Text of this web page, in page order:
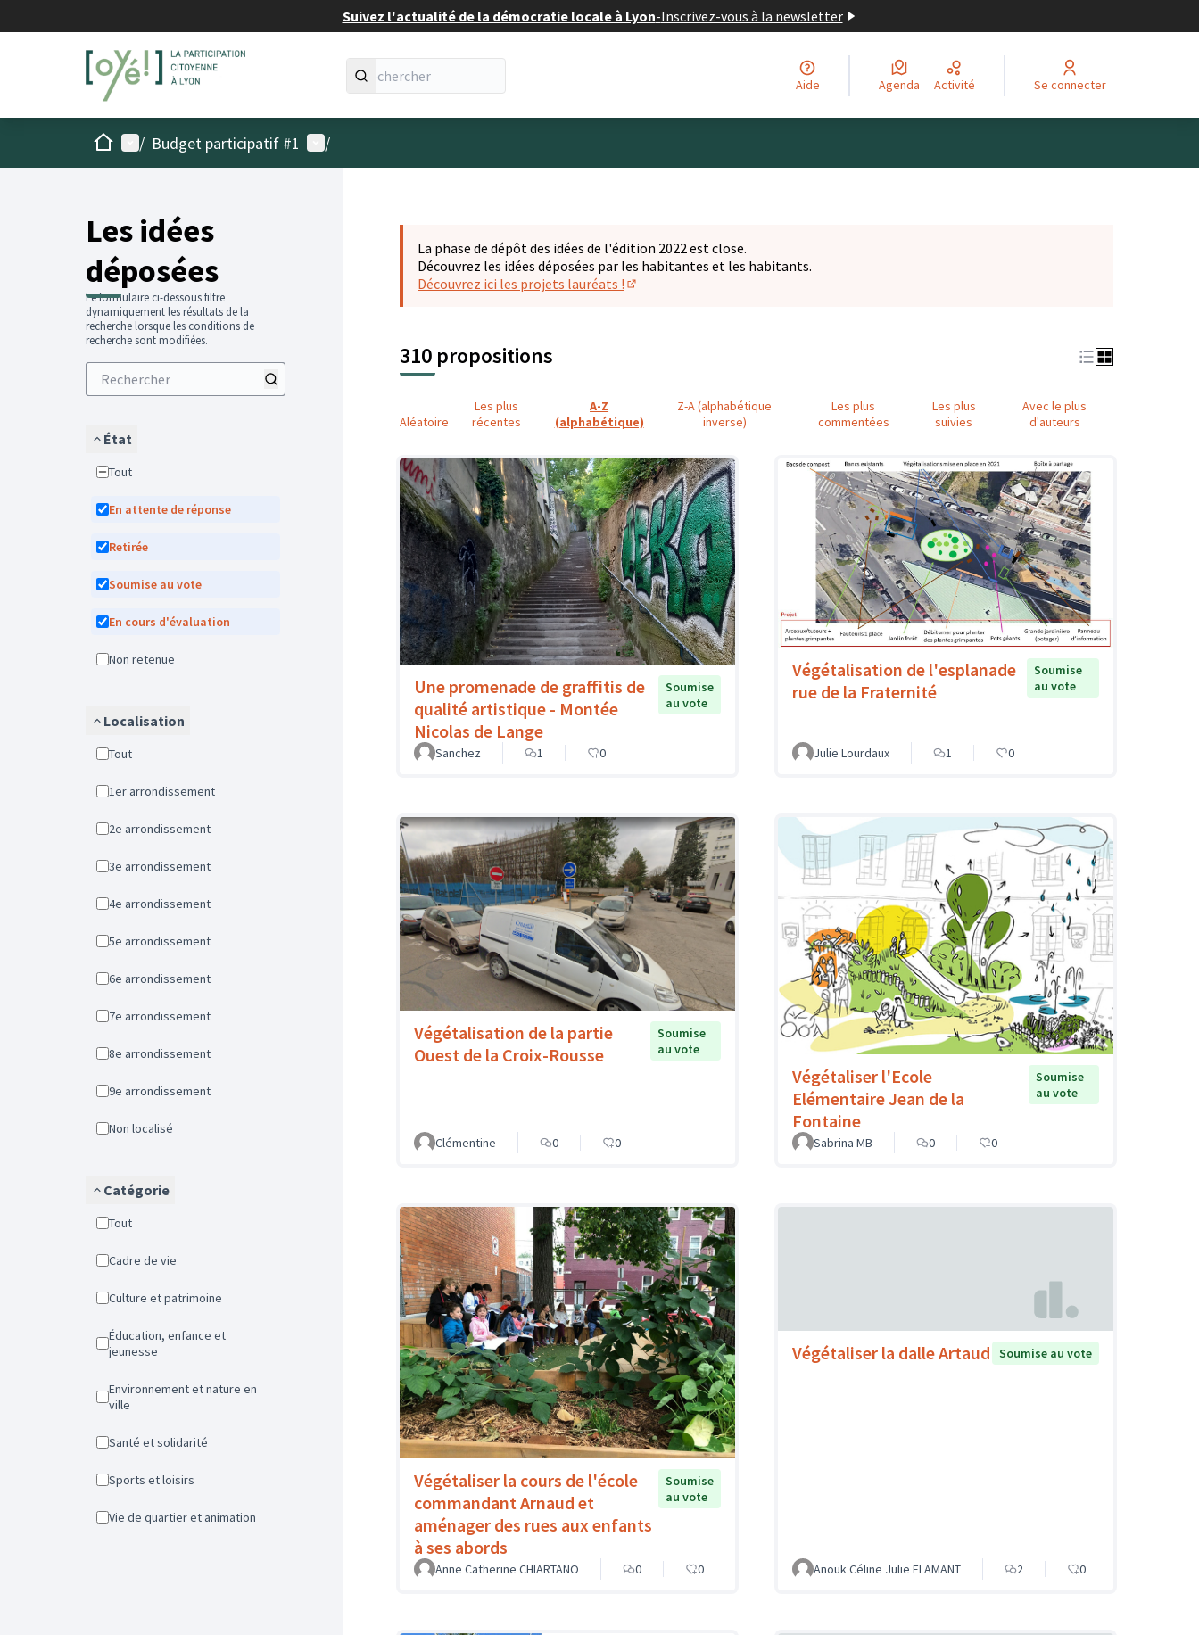
Suivez l'actualité de la démocratie locale à Lyon-Inscrivez-vous à la newsletter
Aide Agenda Activité Se connecter
AccueilMenu principal
/ Budget participatif #1 Menu utilisateur
/
Les idées
déposées
Le formulaire ci-dessous filtre
dynamiquement les résultats de la
recherche lorsque les conditions de
recherche sont modifiées.
État
Tout
En attente de réponse
Retirée
Soumise au vote
En cours d'évaluation
Non retenue
Localisation
Tout
1er arrondissement
2e arrondissement
3e arrondissement
4e arrondissement
5e arrondissement
6e arrondissement
7e arrondissement
8e arrondissement
9e arrondissement
Non localisé
Catégorie
Tout
Cadre de vie
Culture et patrimoine
Éducation, enfance et
jeunesse
Environnement et nature en
ville
Santé et solidarité
Sports et loisirs
Vie de quartier et animation
La phase de dépôt des idées de l'édition 2022 est close.
Découvrez les idées déposées par les habitantes et les habitants.
Découvrez ici les projets lauréats !
310 propositions
Aléatoire
Les plus
récentes
A-Z
(alphabétique)
Z-A (alphabétique
inverse)
Les plus
commentées
Les plus
suivies
Avec le plus
d'auteurs
Une promenade de graffitis de
qualité artistique - Montée
Nicolas de Lange
Soumise
au vote
Sanchez 1 0
Végétalisation de l'esplanade
rue de la Fraternité
Soumise
au vote
Julie Lourdaux 1 0
Végétalisation de la partie
Ouest de la Croix-Rousse
Soumise
au vote
Clémentine 0 0
Végétaliser l'Ecole
Elémentaire Jean de la
Fontaine
Soumise
au vote
Sabrina MB 0 0
Végétaliser la cours de l'école
commandant Arnaud et
aménager des rues aux enfants
à ses abords
Soumise
au vote
Anne Catherine CHIARTANO 0 0
Végétaliser la dalle Artaud Soumise au vote
Anouk Céline Julie FLAMANT 2 0